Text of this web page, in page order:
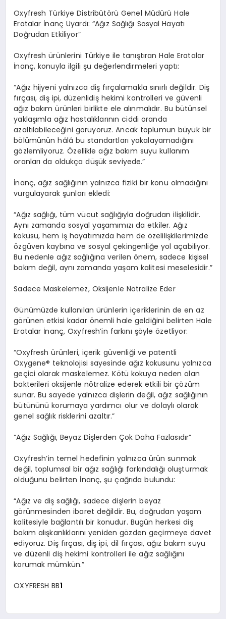
Oxyfresh Türkiye Distribütörü Genel Müdürü Hale
Eratalar İnanç Uyardı: “Ağız Sağlığı Sosyal Hayatı
Doğrudan Etkiliyor”
Oxyfresh ürünlerini Türkiye ile tanıştıranHale Eratalar
İnanç, konuyla ilgili şu değerlendirmeleri yaptı:
“Ağız hijyeni yalnızca diş fırçalamakla sınırlı değildir. Diş
fırçası, diş ipi, düzenlidiş hekimi kontrolleri ve güvenli
ağız bakım ürünleri birlikte ele alınmalıdır. Bu bütünsel
yaklaşımla ağız hastalıklarının ciddi oranda
azaltılabileceğini görüyoruz. Ancak toplumun büyük bir
bölümünün hâlâ bu standartları yakalayamadığını
gözlemliyoruz. Özellikle ağız bakım suyu kullanım
oranları da oldukça düşük seviyede.”
İnanç, ağız sağlığının yalnızca fiziki bir konu olmadığını
vurgulayarak şunları ekledi:
“Ağız sağlığı, tüm vücut sağlığıyla doğrudan ilişkilidir.
Aynı zamanda sosyal yaşamımızı da etkiler. Ağız
kokusu, hem iş hayatımızda hem de özelilişkilerimizde
özgüven kaybına ve sosyal çekingenliğe yol açabiliyor.
Bu nedenle ağız sağlığına verilenönem, sadece kişisel
bakım değil, aynı zamanda yaşam kalitesi meselesidir.”
Sadece Maskelemez, Oksijenle Nötralize Eder
Günümüzde kullanılan ürünlerin içeriklerinin de en az
görünen etkisi kadar önemli hale geldiğini belirten Hale
Eratalar İnanç,Oxyfresh’in farkını şöyleözetliyor:
“Oxyfresh ürünleri, içerik güvenliği ve patentli
Oxygene® teknolojisi sayesinde ağız kokusunu yalnızca
geçici olarak maskelemez. Kötü kokuya neden olan
bakterileri oksijenle nötralize ederek etkili bir çözüm
sunar. Bu sayedeyalnızca dişlerin değil, ağız sağlığının
bütününü korumaya yardımcı olur ve dolaylı olarak
genel sağlık risklerini azaltır.”
“Ağız Sağlığı, Beyaz Dişlerden Çok Daha Fazlasıdır”
Oxyfresh’in temel hedefinin yalnızca ürün sunmak
değil, toplumsal bir ağız sağlığı farkındalığı oluşturmak
olduğunu belirten İnanç, şu çağrıda bulundu:
“Ağız ve diş sağlığı, sadece dişlerin beyaz
görünmesinden ibaret değildir. Bu, doğrudan yaşam
kalitesiyle bağlantılı bir konudur. Bugün herkesi diş
bakım alışkanlıklarını yeniden gözden geçirmeye davet
ediyoruz. Diş fırçası, diş ipi, dil fırçası, ağız bakım suyu
ve düzenli diş hekimi kontrolleri ile ağız sağlığını
korumak mümkün.”
OXYFRESH BB1